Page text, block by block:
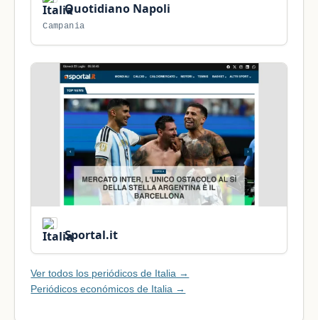
Quotidiano Napoli
Campania
Sportal.it
Ver todos los periódicos de Italia →
Periódicos económicos de Italia →